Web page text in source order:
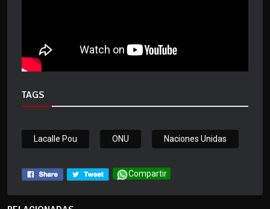
TAGS
Lacalle Pou ONU Naciones Unidas
Compartir